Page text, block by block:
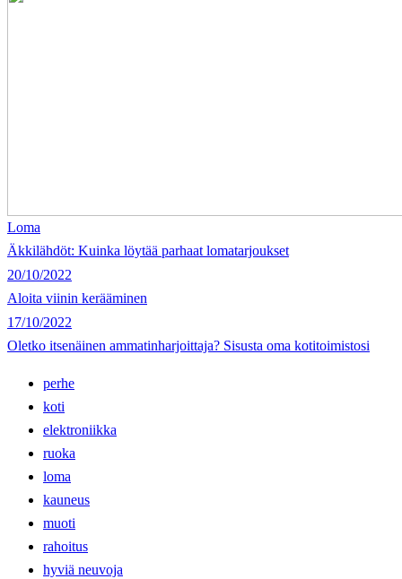
Loma
Äkkilähdöt: Kuinka löytää parhaat lomatarjoukset
20/10/2022
Aloita viinin kerääminen
17/10/2022
Oletko itsenäinen ammatinharjoittaja? Sisusta oma kotitoimistosi
perhe
koti
elektroniikka
ruoka
loma
kauneus
muoti
rahoitus
hyviä neuvoja